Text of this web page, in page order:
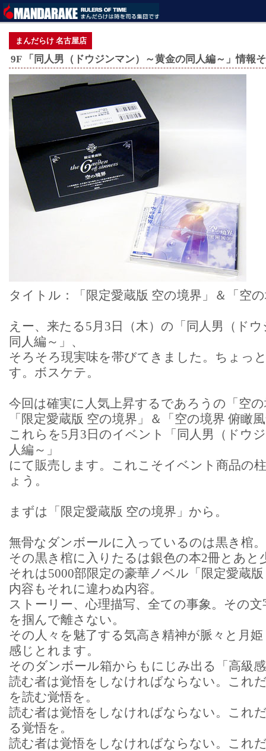
まんだらけ 名古屋店
9F 「同人男（ドウジンマン）～黄金の同人編～」情報
タイトル：「限定愛蔵版 空の境界」＆「空
えー、来たる5月3日（木）の「同人男（ド
同人編～」、
そろそろ現実味を帯びてきました。ちょっ
す。ボスケテ。
今回は確実に人気上昇するであろうの「空
「限定愛蔵版 空の境界」＆「空の境界 俯瞰
これらを5月3日のイベント「同人男（ドウ
人編～」
にて販売します。これこそイベント商品の
ょう。
まずは「限定愛蔵版 空の境界」から。
無骨なダンボールに入っているのは黒き棺。
その黒き棺に入りたるは銀色の本2冊とあと
それは5000部限定の豪華ノベル「限定愛蔵
内容もそれに違わぬ内容。
ストーリー、心理描写、全ての事象。その
を掴んで離さない。
その人々を魅了する気高き精神が脈々と月
感じとれます。
そのダンボール箱からもにじみ出る「高級
読む者は覚悟をしなければならない。これ
を読む覚悟を。
読む者は覚悟をしなければならない。これ
る覚悟を。
読む者は覚悟をしなければならない。これ